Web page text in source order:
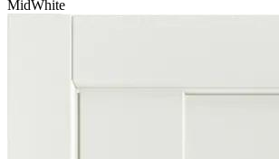
MidWhite